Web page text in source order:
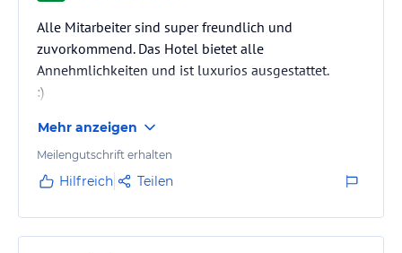
Alle Mitarbeiter sind super freundlich und
zuvorkommend. Das Hotel bietet alle
Annehmlichkeiten und ist luxurios ausgestattet.
:)
Seeblick und Balkon... einfach nur Traumhaft.
Tiefgarage inkl. E-Ladestationen, und die Möglichkeit
Täglich ein und Ausfahrt. Kurzer Weg bis zum
waren begeistert und kommen wieder !
Mehr anzeigen
Meilengutschrift erhalten
Hilfreich Teilen